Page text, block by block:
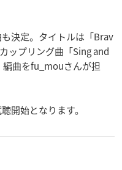
決定。タイトルは「Brav
ップリング曲「Sing and
編曲をfu_mouさんが担
開始となります。